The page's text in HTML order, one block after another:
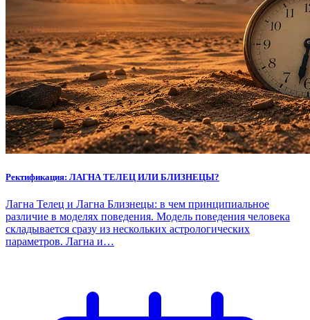
Ректификация: ЛАГНА ТЕЛЕЦ ИЛИ БЛИЗНЕЦЫ?
Лагна Телец и Лагна Близнецы: в чем принципиальное
различие в моделях поведения. Модель поведения человека
складывается сразу из нескольких астрологических
параметров. Лагна и…